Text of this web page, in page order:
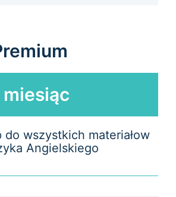
do wszystkich materiałow
Angielskiego